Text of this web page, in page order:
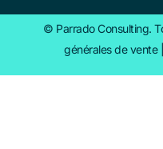
© Parrado Consulting.
générales de vente|